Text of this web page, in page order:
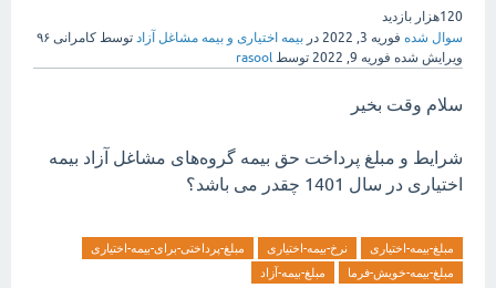
120هزار
بازدید
سوال شده فوریه 3, 2022 در بیمه اختیاری و بیمه مشاغل آزاد توسط کامرانی ۹۶
ویرایش شده فوریه 9, 2022 توسط rasool
سلام وقت بخیر
شرایط و مبلغ پرداخت حق بیمه گروه‌های مشاغل آزاد بیمه
اختیاری در سال 1401 چقدر می باشد؟
مبلغ-بیمه-اختیاری نرخ-بیمه-اختیاری
مبلغ-پرداختی-برای-بیمه-اختیاری
مبلغ-بیمه-خویش-فرما
مبلغ-بیمه-آزاد